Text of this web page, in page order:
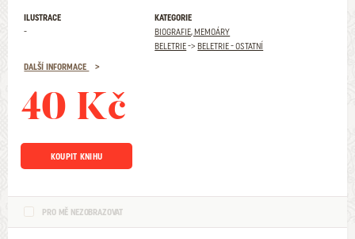
ILUSTRACE
-
KATEGORIE
BIOGRAFIE, MEMOÁRY
BELETRIE->BELETRIE - OSTATNÍ
DALŠÍ INFORMACE
40 Kč
KOUPIT KNIHU
PRO MĚ NEZOBRAZOVAT